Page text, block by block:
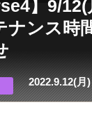
】9/
ナンス時
2022.9.12(月)